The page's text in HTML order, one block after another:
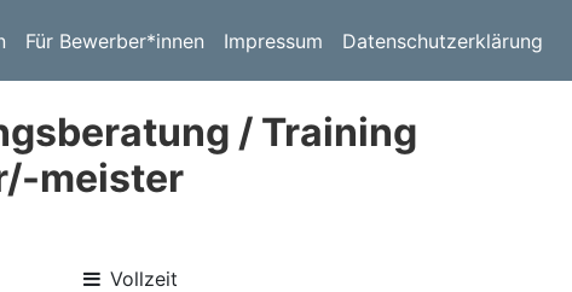
Für Bewerber*innen Impressum Datenschutzerklärung
/ Training
meister
Vollzeit